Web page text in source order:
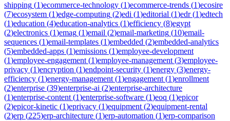
shipping (1)ecommerce-technology (1)ecommerce-trends (1)ecosire
(7)ecosystem (1)edge-computing (2)edi (1)editorial (1)edr(1)edtech
(1)education (4)education-analytics (1)efficiency (8)egypt
(2)electronics (1)emag (1)email (2)email-marketing (10)email-
sequences (1)email-templates (1)embedded (2)embedded-analytics
(5)embedded-apps (1)emissions (1)employee-development
(1)employee-engagement (1)employee-management (3)employee-
privacy (1)encryption (1)endpoint-security (1)energy (3)energy-
efficiency (1)energy-management (1)engagement (1)enrollment
(2)enterprise (39)enterprise-ai (2)enterprise-architecture
(1)enterprise-content (1)enterprise-software (1)eoq (1)epicor
(2)epicor-kinetic (1)eprivacy (1)equipment (2)equipment-rental
(2)erp (225)erp-architecture (1)erp-automation (1)erp-comparison